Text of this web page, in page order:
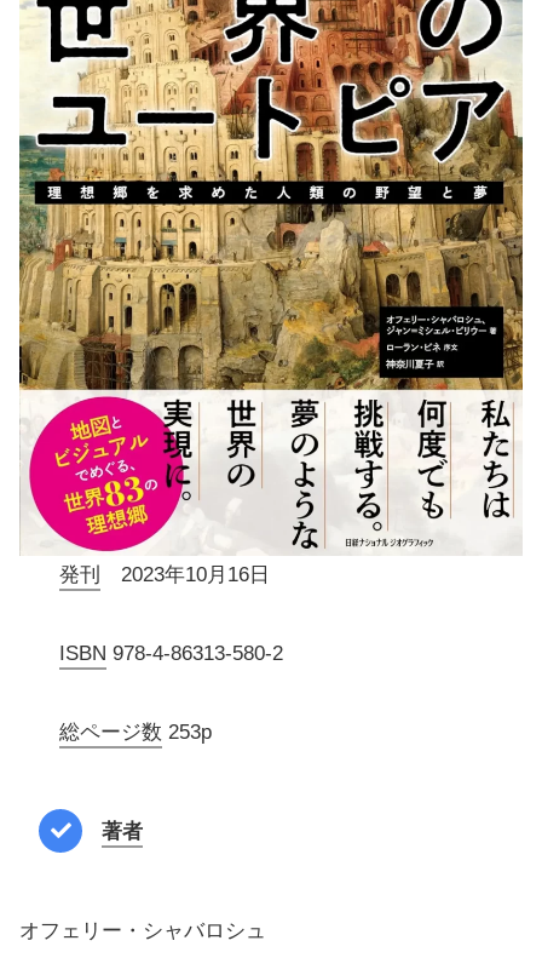
発刊 2023年10月16日
ISBN 978-4-86313-580-2
総ページ数 253p
著者
オフェリー・シャバロシュ